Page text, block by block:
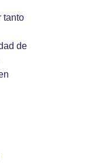
tanto
de